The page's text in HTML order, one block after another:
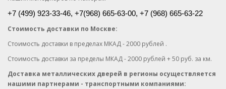
+7 (499) 923-33-46, +7(968) 665-63-00, +7 (968) 665-63-22
Стоимость доставки по Москве:
Стоимость доставки в пределах МКАД - 2000 рублей .
Стоимость доставки за пределы МКАД - 2000 рублей + 50 руб. за км.
Доставка металлических дверей в регионы осуществляется
нашими партнерами - транспортными компаниями: